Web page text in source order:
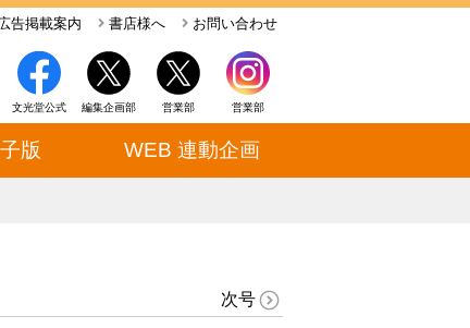
お問い合わせ
書店様へ
告掲載案内
営業部
営業部
編集企画部
文光堂公式
版 WEB 連動企画
次号